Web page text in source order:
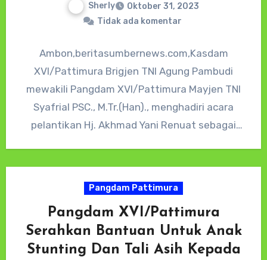
Sherly
Oktober 31, 2023
Tidak ada komentar
Ambon,beritasumbernews.com,Kasdam
XVI/Pattimura Brigjen TNI Agung Pambudi
mewakili Pangdam XVI/Pattimura Mayjen TNI
Syafrial PSC., M.Tr.(Han)., menghadiri acara
pelantikan Hj. Akhmad Yani Renuat sebagai
Pangdam Pattimura
Pangdam XVI/Pattimura
Serahkan Bantuan Untuk Anak
Stunting Dan Tali Asih Kepada